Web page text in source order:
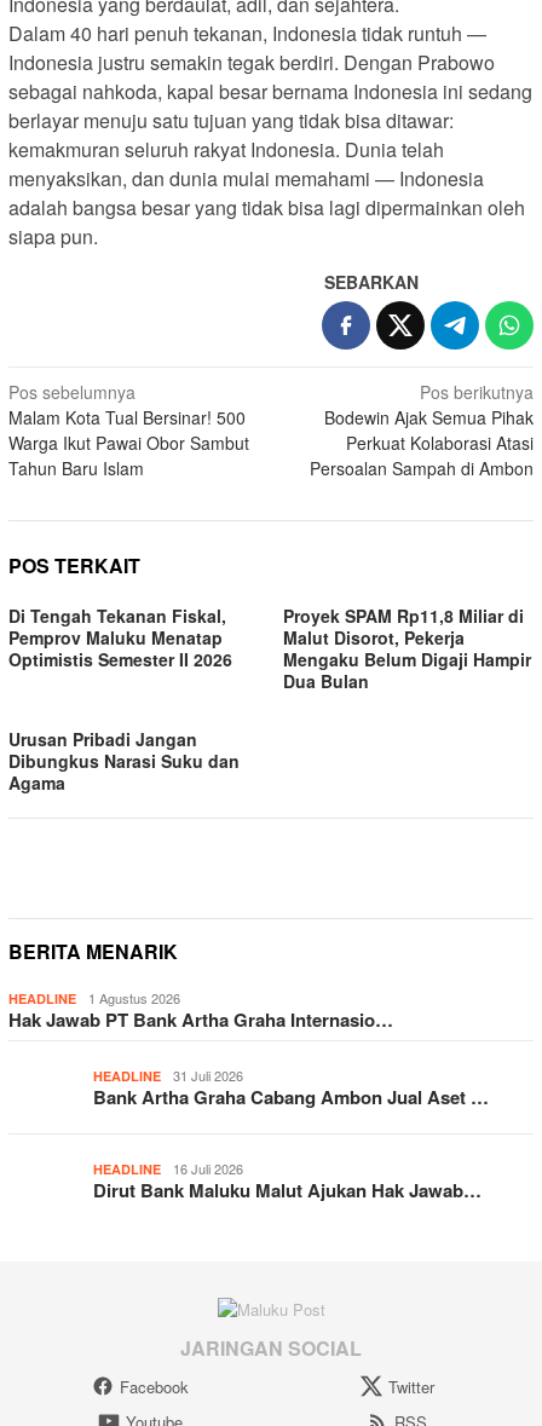
Dalam 40 hari penuh tekanan, Indonesia tidak runtuh —
Indonesia justru semakin tegak berdiri. Dengan Prabowo
sebagai nahkoda, kapal besar bernama Indonesia ini sedang
berlayar menuju satu tujuan yang tidak bisa ditawar:
kemakmuran seluruh rakyat Indonesia. Dunia telah
menyaksikan, dan dunia mulai memahami — Indonesia
adalah bangsa besar yang tidak bisa lagi dipermainkan oleh
siapa pun.
SEBARKAN
Navigasi
pos
Pos sebelumnya
Malam Kota Tual Bersinar! 500
Warga Ikut Pawai Obor Sambut
Tahun Baru Islam
Pos berikutnya
Bodewin Ajak Semua Pihak
Perkuat Kolaborasi Atasi
Persoalan Sampah di Ambon
POS TERKAIT
Di Tengah Tekanan Fiskal,
Pemprov Maluku Menatap
Optimistis Semester II 2026
Proyek SPAM Rp11,8 Miliar di
Malut Disorot, Pekerja
Mengaku Belum Digaji Hampir
Dua Bulan
Urusan Pribadi Jangan
Dibungkus Narasi Suku dan
Agama
BERITA MENARIK
HEADLINE 1 Agustus 2026
Hak Jawab PT Bank Artha Graha Internasio…
HEADLINE 31 Juli 2026
Bank Artha Graha Cabang Ambon Jual Aset …
HEADLINE 16 Juli 2026
Dirut Bank Maluku Malut Ajukan Hak Jawab…
JARINGAN SOCIAL
Facebook
Twitter